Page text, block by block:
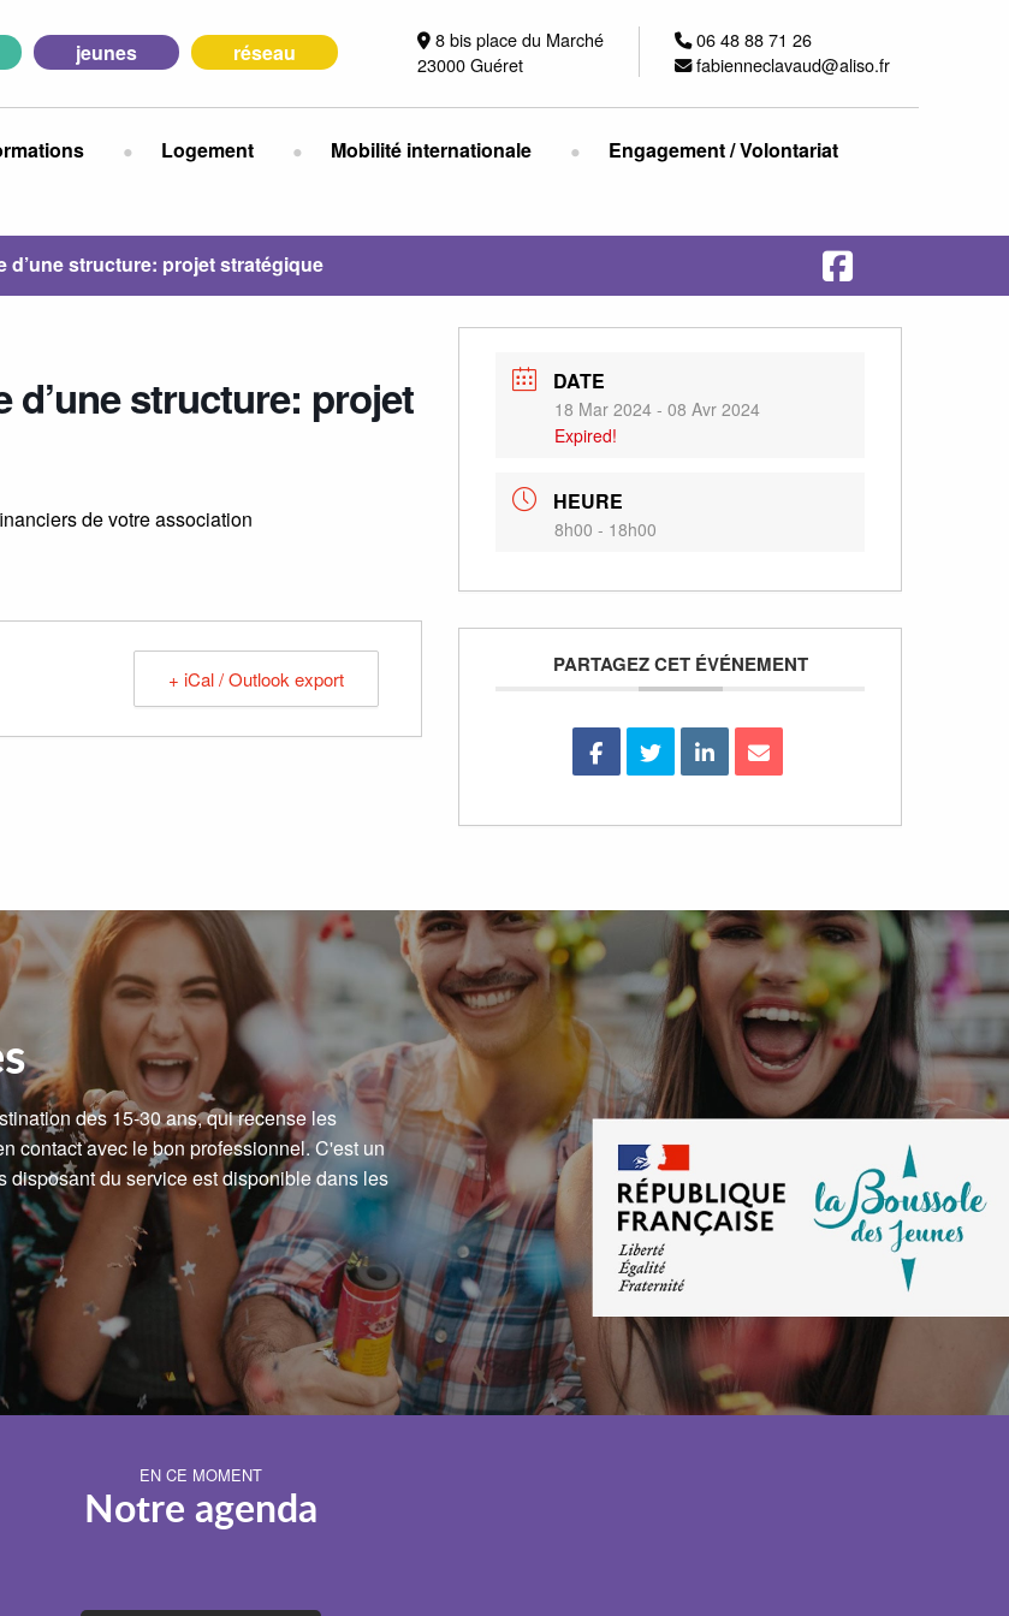
jeunes réseau
8 bis place du Marché
23000 Guéret
06 48 88 71 26
fabienneclavaud@aliso.fr
Logement Mobilité internationale Engagement / Volontariat
d’une structure: projet stratégique
structure: projet
de votre association
+ iCal / Outlook export
DATE
18 Mar 2024 - 08 Avr 2024
Expired!
HEURE
8h00 - 18h00
PARTAGEZ CET ÉVÉNEMENT
des 15-30 ans, qui recense les
contact avec le bon professionnel. C'est un
disposant du service est disponible dans les
EN CE MOMENT
Notre agenda